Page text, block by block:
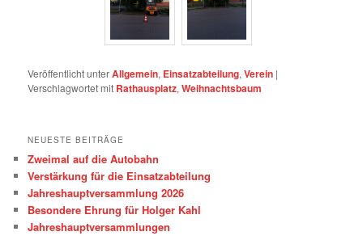
Veröffentlicht unterAllgemein, Einsatzabteilung,Verein |
Verschlagwortet mit Rathausplatz,Weihnachtsbaum
NEUESTE BEITRÄGE
Zweimal auf die Autobahn
Verstärkung für die Einsatzabteilung
Jahreshauptversammlung 2026
Besondere Ehrung für Holger Kahl
Jahreshauptversammlungen